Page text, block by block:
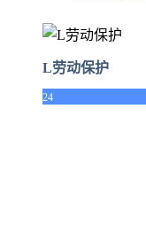
L劳动保护
24